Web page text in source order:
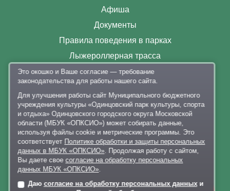
Афиша
Документы
Правила поведения в парках
Лыжероллерная трасса
Раздевалки
Контакты
+7 926 341-20-63 ,
+7 926 341-20-82
delo@lazytina-park.ru
Политика обработки персональных данных
Онлайн-
Это окошко и Ваше согласие — требование
законодательства для работы нашего сайта.
Для улучшения работы сайт Муниципального бюджетного
учреждения культуры «Одинцовский парк культуры, спорта
и отдыха» Одинцовского городского округа Московской
области (МБУК «ОПКСИО») может собирать данные,
используя файлы cookie и метрические программы. Это
соответствует Политике обработки и защиты персональных
данных в МБУК «ОПКСИО». Продолжая работу с сайтом,
Вы даете своесогласие на обработку персональных
данных МБУК «ОПКСИО».
Даю согласие на обработку персональных данныхи